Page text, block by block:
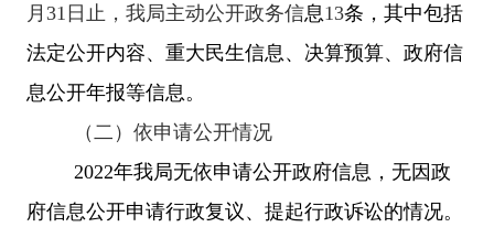
月31日止，我局主动公开政务信息13条，其中包括
法定公开内容、重大民生信息、决算预算、政府信
息公开年报等信息。
（二）依申请公开情况
2022年我局无依申请公开政府信息，无因政
府信息公开申请行政复议、提起行政诉讼的情况。